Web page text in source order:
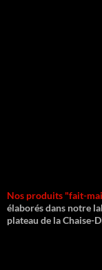
Nos produits "fait-
élaborés dans notre
plateau de la Chaise-